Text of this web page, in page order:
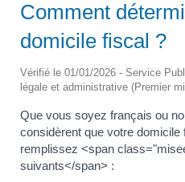
Comment
domicile fiscal ?
Vérifié le 01/01/2026 - Service
légale et administrative (Premier
Que vous soyez français ou
considèrent que votre
remplissez <span
suivants</span> :